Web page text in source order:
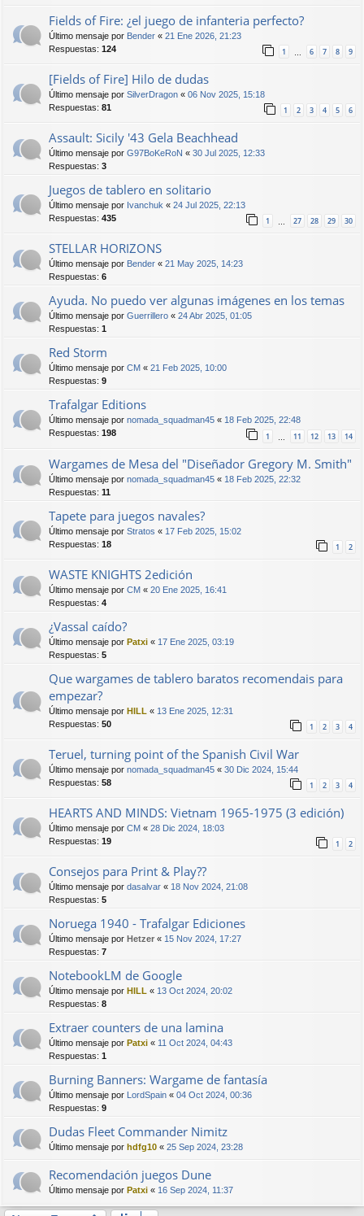
Fields of Fire: ¿el juego de infanteria perfecto?
Último mensaje por Bender « 21 Ene 2026, 21:23
Respuestas: 124 1 … 6 7 8 9
[Fields of Fire] Hilo de dudas
Último mensaje por SilverDragon « 06 Nov 2025, 15:18
Respuestas: 81 1 2 3 4 5 6
Assault: Sicily '43 Gela Beachhead
Último mensaje por G97BoKeRoN « 30 Jul 2025, 12:33
Respuestas: 3
Juegos de tablero en solitario
Último mensaje por Ivanchuk « 24 Jul 2025, 22:13
Respuestas: 435 1 … 27 28 29 30
STELLAR HORIZONS
Último mensaje por Bender « 21 May 2025, 14:23
Respuestas: 6
Ayuda. No puedo ver algunas imágenes en los temas
Último mensaje por Guerrillero « 24 Abr 2025, 01:05
Respuestas: 1
Red Storm
Último mensaje por CM « 21 Feb 2025, 10:00
Respuestas: 9
Trafalgar Editions
Último mensaje por nomada_squadman45 « 18 Feb 2025, 22:48
Respuestas: 198 1 11 12 13 14
Wargames de Mesa del "Diseñador Gregory M. Smith"
Último mensaje por nomada_squadman45 « 18 Feb 2025, 22:32
Respuestas: 11
Tapete para juegos navales?
Último mensaje por Stratos « 17 Feb 2025, 15:02
Respuestas: 18 1 2
WASTE KNIGHTS 2edición
Último mensaje por CM « 20 Ene 2025, 16:41
Respuestas: 4
¿Vassal caído?
Último mensaje por Patxi « 17 Ene 2025, 03:19
Respuestas: 5
Que wargames de tablero baratos recomendais para
empezar?
Último mensaje por HILL « 13 Ene 2025, 12:31
Respuestas: 50 1 2 3 4
Teruel, turning point of the Spanish Civil War
Último mensaje por nomada_squadman45 « 30 Dic 2024, 15:44
Respuestas: 58 1 2 3 4
HEARTS AND MINDS: Vietnam 1965-1975 (3 edición)
Último mensaje por CM « 28 Dic 2024, 18:03
Respuestas: 19 1 2
Consejos para Print & Play??
Último mensaje por dasalvar « 18 Nov 2024, 21:08
Respuestas: 5
Noruega 1940 - Trafalgar Ediciones
Último mensaje por Hetzer « 15 Nov 2024, 17:27
Respuestas: 7
NotebookLM de Google
Último mensaje por HILL « 13 Oct 2024, 20:02
Respuestas: 8
Extraer counters de una lamina
Último mensaje por Patxi « 11 Oct 2024, 04:43
Respuestas: 1
Burning Banners: Wargame de fantasía
Último mensaje por LordSpain « 04 Oct 2024, 00:36
Respuestas: 9
Dudas Fleet Commander Nimitz
Último mensaje por hdfg10 « 25 Sep 2024, 23:28
Recomendación juegos Dune
Último mensaje por Patxi « 16 Sep 2024, 11:37